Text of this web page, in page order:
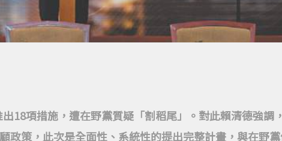
18項措施，遭在野黨質疑「割稻尾」。對此賴清德強調
政策，此次是全面性、系統性的提出完整計畫，與在野